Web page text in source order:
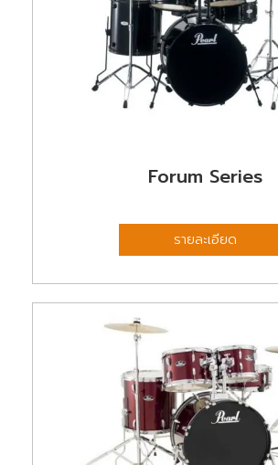
Forum Series
รายละเอียด